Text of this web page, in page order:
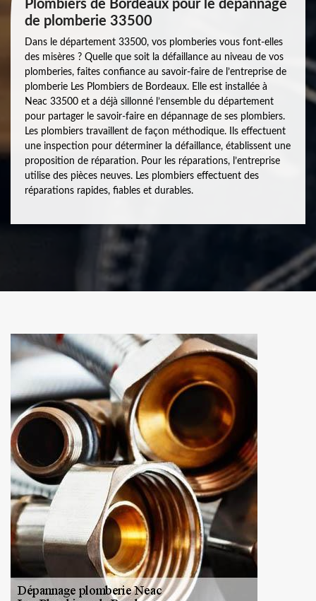
Plombiers de Bordeaux pour le dépannage
de plomberie 33500
Dans le département 33500, vos plomberies vous font-elles
des misères ? Quelle que soit la défaillance au niveau de vos
plomberies, faites confiance au savoir-faire de l’entreprise de
plomberie Les Plombiers de Bordeaux. Elle est installée à
Neac 33500 et a déjà sillonné l’ensemble du département
pour partager le savoir-faire en dépannage de ses plombiers.
Les plombiers travaillent de façon méthodique. Ils effectuent
une inspection pour déterminer la défaillance, établissent une
proposition de réparation. Pour les réparations, l’entreprise
utilise des pièces neuves. Les plombiers effectuent des
réparations rapides, fiables et durables.